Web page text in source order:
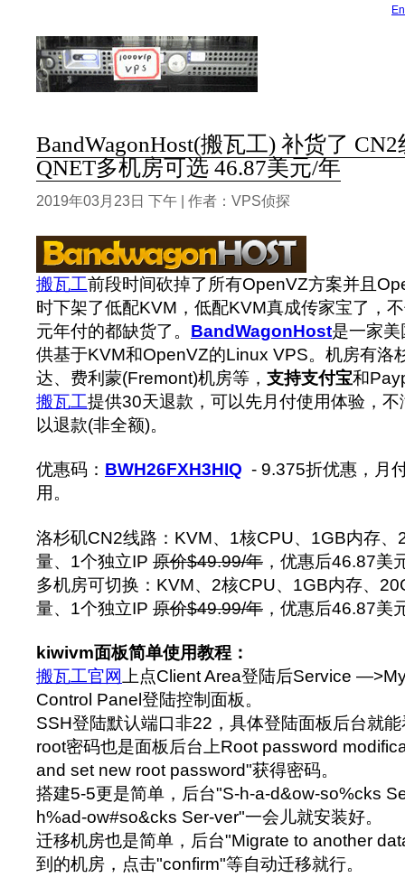
BandWagonHost(搬瓦工) 补货了
QNET多机房可选 46.87美元/年
2019年03月23日 下午 | 作者：VPS侦探
搬瓦工前段时间砍掉了所有OpenVZ方案并且
时下架了低配KVM，低配KVM真成传家宝了，
元年付的都缺货了。 BandWagonHost是一家
供基于KVM和OpenVZ的Linux VPS。机房有洛
达、费利蒙(Fremont)机房等， 支持支付宝和
搬瓦工提供30天退款，可以先月付使用体验，
以退款(非全额)。
优惠码： BWH26FXH3HIQ - 9.375折优惠，月
用。
洛杉矶CN2线路：KVM、1核CPU、1GB内存
量、1个独立IP 原价$49.99/年 ，优惠后46.87美
多机房可切换：KVM、2核CPU、1GB内存、
量、1个独立IP 原价$49.99/年 ，优惠后46.87美
kiwivm面板简单使用教程：
搬瓦工官网
上点Client Area登陆后Service
Control Panel登陆控制面板。
SSH登陆默认端口非22，具体登陆面板后台就
root密码也是面板后台上Root password
and set new root password"获得密码。
搭建5-5更是简单，后台"S-h-a-d&ow-so%cks
h%ad-ow#so&cks Ser-ver"一会儿就安装好。
迁移机房也是简单，后台"Migrate to another
到的机房，点击"confirm"等自动迁移就行。